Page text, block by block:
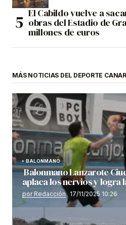
El Cabildo vuelve a
obras del Estadio de
millones de euros
MÁS NOTICIAS DEL DEPORTE
BALONMANO
Balonmano Lanzarote
aplaca los nervios y logra
por Redacción 17/11/2025 10:26